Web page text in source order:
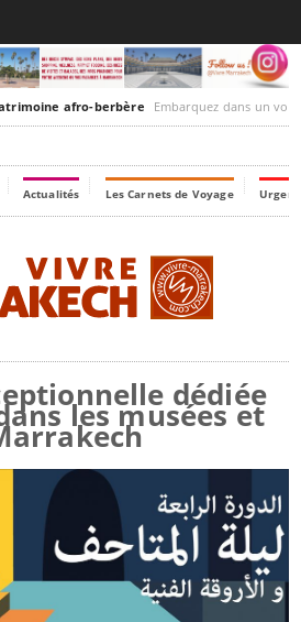
afro-berbère Embarquez dans un voyage culturel dans le
Actualités Les Carnets de Voyage
dédiée
les musées et